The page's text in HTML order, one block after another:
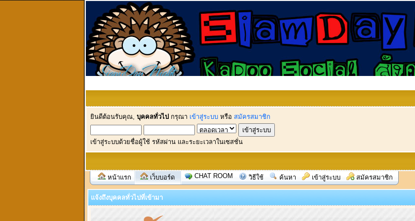
ยินดีต้อนรับคุณ, บุคคลทั่วไป กรุณา เข้าสู่ระบบ หรือ สมัครสมาชิก
เข้าสู่ระบบด้วยชื่อผู้ใช้ รหัสผ่าน และระยะเวลาในเซสชั่น
หน้าแรก เว็บบอร์ด CHAT ROOM วิธีใช้ ค้นหา เข้าสู่ระบบ สมัครสมาชิก
แจ้งถึงบุคคลทั่วไปที่เข้ามา